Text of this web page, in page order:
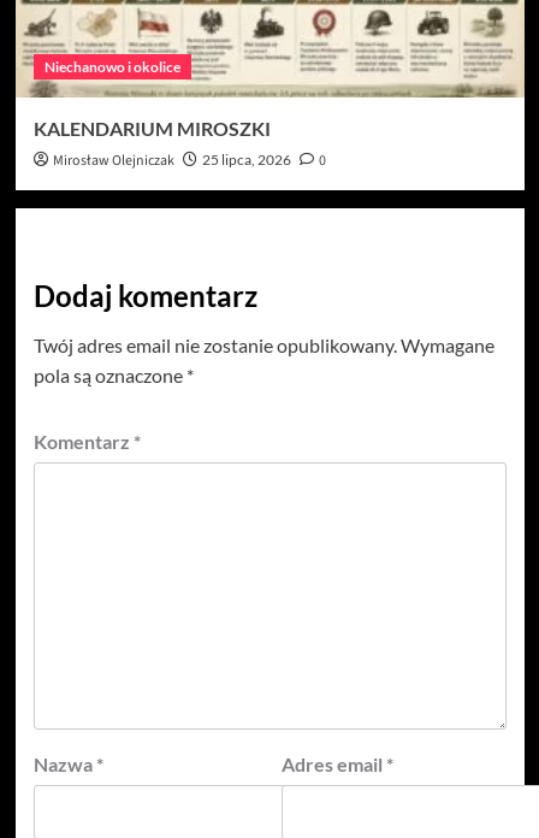
Niechanowo i okolice
KALENDARIUM MIROSZKI
Mirosław Olejniczak 25 lipca, 2026 0
Dodaj komentarz
Twój adres email nie zostanie opublikowany.Wymagane
pola są oznaczone *
Komentarz *
Nazwa * Adres email *